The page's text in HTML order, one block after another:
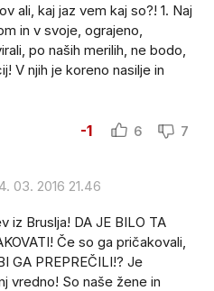
ali, kaj jaz vem kaj so?! 1. Naj
in v svoje, ograjeno,
po naših merilih, ne bodo,
V njih je koreno nasilje in
-1 6 7
03. 2016 21.46
iz Bruslja! DA JE BILO TA
Če so ga pričakovali,
GA PREPREČILI!? Je
vredno! So naše žene in